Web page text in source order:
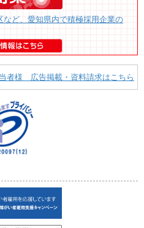
ど、愛知県内で積極採用企業の
者様 広告掲載・資料請求はこちら